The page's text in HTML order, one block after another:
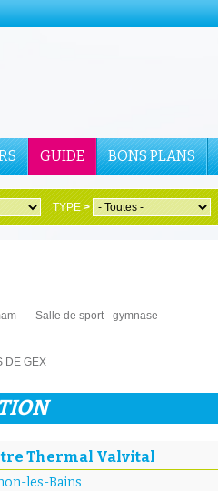
GUIDE BONS PLANS
TYPE>
Salle de sport - gymnase
DE GEX
Thermal Valvital
les-Bains